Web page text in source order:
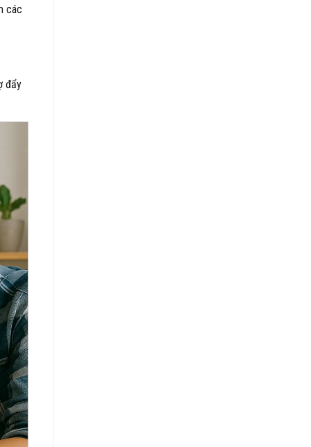
các
đẩy